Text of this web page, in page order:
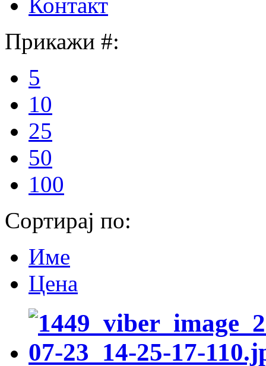
Прикажи #:
5
10
25
50
100
Сортирај по:
Име
Цена